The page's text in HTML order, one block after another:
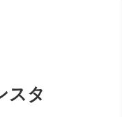
スタ